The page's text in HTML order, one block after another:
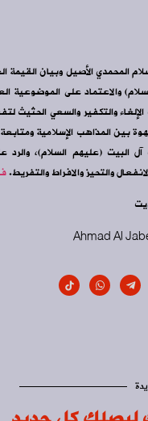
المحمدي الأصيل وبيان القيمة
والاعتماد على الموضوعية
والتكفير والسعي الحثيث
بين المذاهب الإسلامية
البيت (عليهم السلام)، والرد
والتحيز والافراط والتفريط.
Ahmad Al